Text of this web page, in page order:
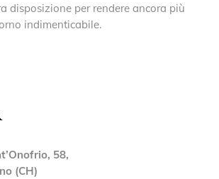
disposizione per rendere ancora più
indimenticabile.
58,
(CH)